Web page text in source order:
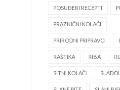
POSUĐENI RECEPTI
PRAZNIČNI KOLAČI
PRIRODNI PRIPRAVCI
RAŠTIKA RIBA
SITNI KOLAČI